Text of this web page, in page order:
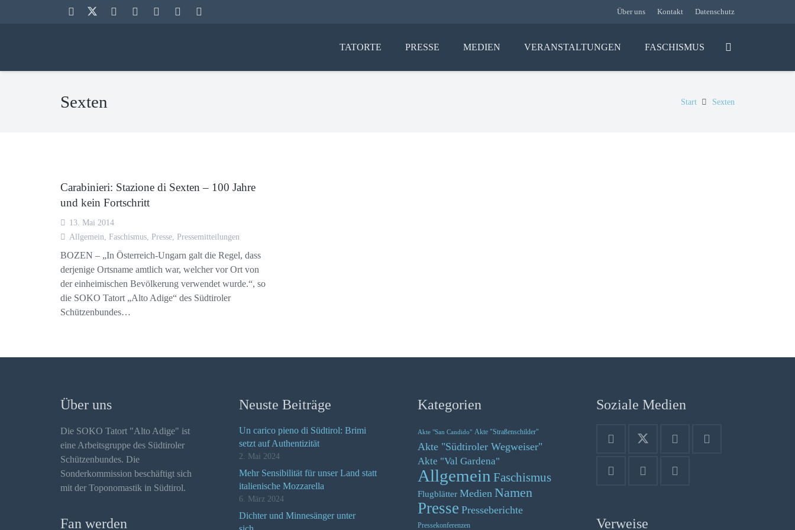
Über uns Kontakt Datenschutz
TATORTE PRESSE MEDIEN VERANSTALTUNGEN FASCHISMUS
Sexten Start Sexten
Carabinieri: Stazione di Sexten – 100 Jahre
und kein Fortschritt
13. Mai 2014
Allgemein
Faschismus, Presse, Pressemitteilungen
BOZEN – „In Österreich-Ungarn galt die Regel, dass
derjenige Ortsname amtlich war, welcher vor Ort von
der einheimischen Bevölkerung verwendet wurde.“, so
die SOKO Tatort „Alto Adige“ des Südtiroler
Schützenbundes…
Über uns
Die SOKO Tatort "Alto Adige" ist
eine Arbeitsgruppe des Südtiroler
Schützenbundes. Die
Sonderkommission beschäftigt sich
mit der Toponomastik in Südtirol.
Fan werden
Neuste Beiträge
Un carico pieno di Südtirol: Brimi
setzt auf Authentizität
2. Mai 2024
Mehr Sensibilität für unser Land statt
italienische Mozzarella
6. März 2024
Dichter und Minnesänger unter
Kategorien
Akte "San Candido" Akte "Straßenschilder"
Akte "Südtiroler Wegweiser"
Akte "Val Gardena"
Allgemein Faschismus
Flugblätter Medien Namen
Presse Presseberichte
Pressekonferenzen
Soziale Medien
Verweise